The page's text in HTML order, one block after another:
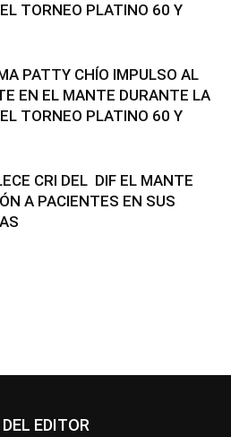
TORNEO PLATINO 60 Y
PATTY CHÍO IMPULSO AL
EN EL MANTE DURANTE LA
TORNEO PLATINO 60 Y
CRI DEL DIF EL MANTE
A PACIENTES EN SUS
EDITOR